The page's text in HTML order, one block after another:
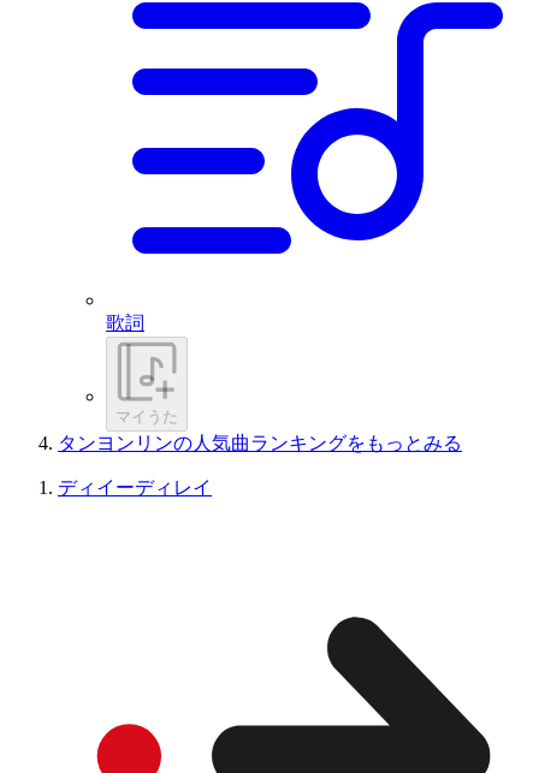
歌詞
マイうた
タンヨンリンの人気曲ランキングをもっとみる
ディイーディレイ